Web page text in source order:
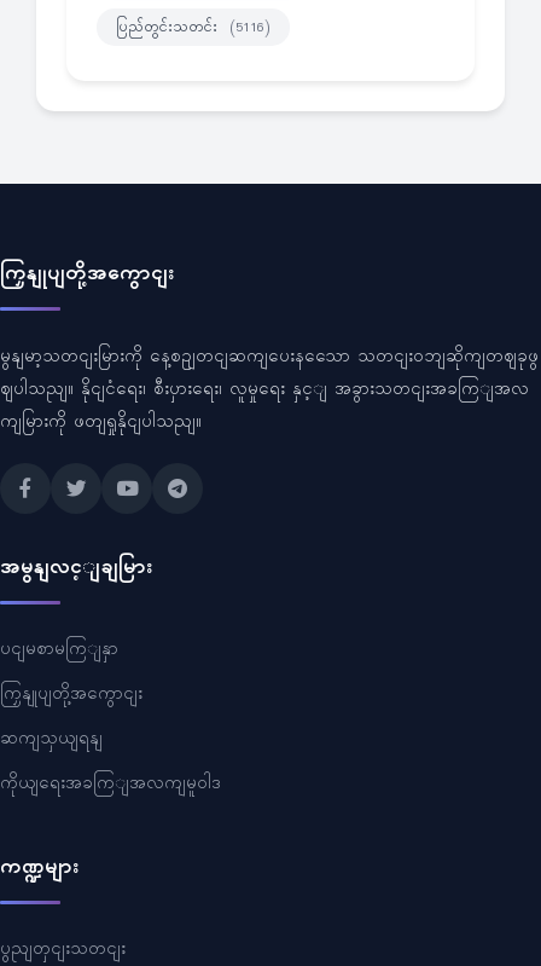
ပြည်တွင်းသတင်း (5116)
ကြှနျုပျတို့အကွောငျး
မွနျမာ့သတငျးမြားကို နေ့စဥျတငျဆကျပေးနသေော သတငျးဝဘျဆိုကျတဈခုဖွ
ဈပါသညျ။ နိုငျငံရေး၊ စီးပှားရေး၊ လူမှုရေး နှင့ျ အခွားသတငျးအခကြျအလ
ကျမြားကို ဖတျရှုနိုငျပါသညျ။
အမွနျလင့ျချမြား
ပငျမစာမကြျနှာ
ကြှနျုပျတို့အကွောငျး
ဆကျသှယျရနျ
ကိုယျရေးအခကြျအလကျမူဝါဒ
ကဏ္ဍများ
ပွညျတှငျးသတငျး